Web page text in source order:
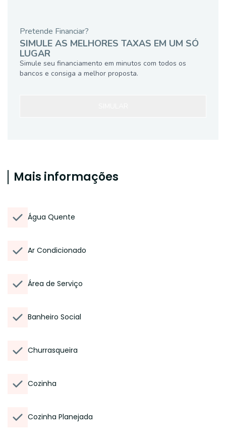
Pretende Financiar?
SIMULE AS MELHORES TAXAS EM UM SÓ
LUGAR
Simule seu financiamento em minutos com todos os
bancos e consiga a melhor proposta.
Mais informações
Água Quente
Ar Condicionado
Área de Serviço
Banheiro Social
Churrasqueira
Cozinha
Cozinha Planejada